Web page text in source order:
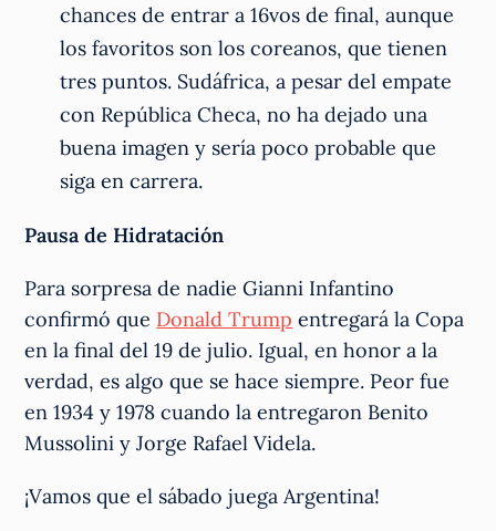
chances de entrar a 16vos de final, aunque
los favoritos son los coreanos, que tienen
tres puntos. Sudáfrica, a pesar del empate
con República Checa, no ha dejado una
buena imagen y sería poco probable que
siga en carrera.
Pausa de Hidratación
Para sorpresa de nadie Gianni Infantino
confirmó que Donald Trump entregará la Copa
en la final del 19 de julio. Igual, en honor a la
verdad, es algo que se hace siempre. Peor fue
en 1934 y 1978 cuando la entregaron Benito
Mussolini y Jorge Rafael Videla.
¡Vamos que el sábado juega Argentina!